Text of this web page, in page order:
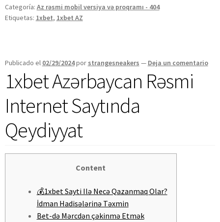
Categoría: Az rəsmi mobil versiya və proqramı - 404
Etiquetas: 1xbet, 1xbet AZ
Publicado el 02/29/2024por strangesneakers — Deja un comentario
1xbet Azərbaycan Rəsmi
Internet Saytında
Qeydiyyat
Content
💰1xbet Sayti Ilə Necə Qazanmaq Olar?
İdman Hadisələrinə Təxmin
Bet-də Mərcdən çəkinmə Etmək